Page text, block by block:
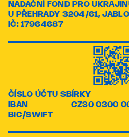
NADAČNÍ FOND PRO
U PŘEHRADY 3204/61,
IČ: 17964687
ČÍSLO ÚČTU SBÍRKY
IBAN
CZ30 0300
BIC/SWIFT